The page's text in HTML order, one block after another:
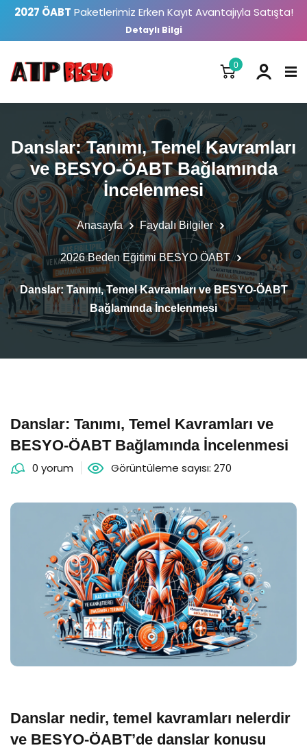
2027 ÖABT Paketlerimiz Erken Kayıt Avantajıyla Satışta!
Detaylı Bilgi
0
Danslar: Tanımı, Temel Kavramları
ve BESYO-ÖABT Bağlamında
İncelenmesi
Anasayfa Faydalı Bilgiler
2026 Beden Eğitimi BESYO ÖABT
Danslar: Tanımı, Temel Kavramları ve BESYO-ÖABT
Bağlamında İncelenmesi
Danslar: Tanımı, Temel Kavramları ve
BESYO-ÖABT Bağlamında İncelenmesi
0 yorum Görüntüleme sayısı: 270
Danslar nedir, temel kavramları nelerdir
ve BESYO-ÖABT’de danslar konusu